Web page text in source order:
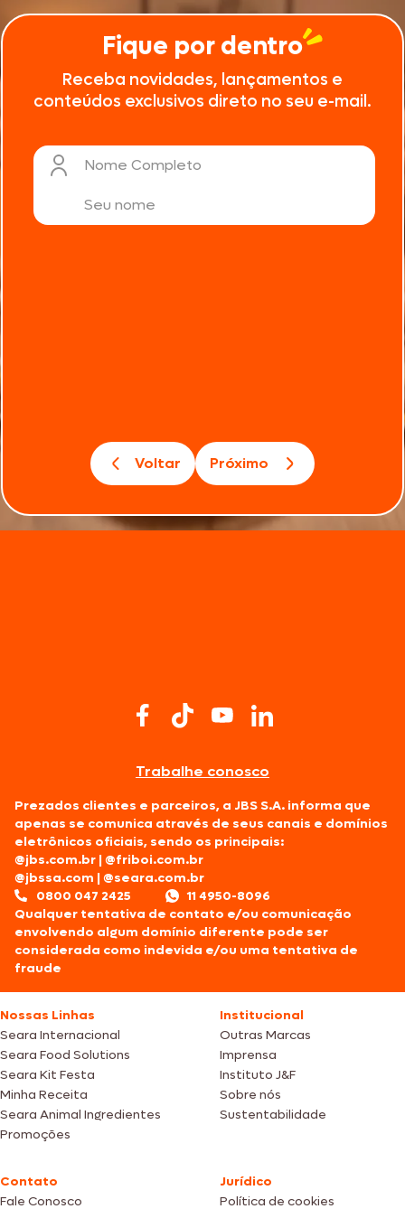
Fique por dentro
Receba novidades, lançamentos e
conteúdos exclusivos direto no seu e-mail.
Nome Completo
Voltar Próximo
Trabalhe conosco
Prezados clientes e parceiros, a JBS S.A. informa que
apenas se comunica através de seus canais e domínios
eletrônicos oficiais, sendo os principais:
@jbs.com.br |@friboi.com.br
@jbssa.com |@seara.com.br
0800 047 2425
11 4950-8096
Qualquer tentativa de contato e/ou comunicação
envolvendo algum domínio diferente pode ser
considerada como indevida e/ou uma tentativa de
fraude
Nossas Linhas
Seara Internacional
Seara Food Solutions
Seara Kit Festa
Minha Receita
Seara Animal Ingredientes
Promoções
Institucional
Outras Marcas
Imprensa
Instituto J&F
Sobre nós
Sustentabilidade
Contato
Fale Conosco
Jurídico
Política de cookies